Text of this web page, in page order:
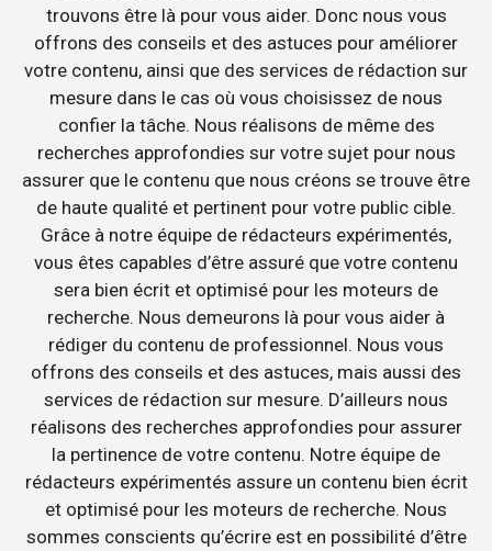
trouvons être là pour vous aider. Donc nous vous
offrons des conseils et des astuces pour améliorer
votre contenu, ainsi que des services de rédaction sur
mesure dans le cas où vous choisissez de nous
confier la tâche. Nous réalisons de même des
recherches approfondies sur votre sujet pour nous
assurer que le contenu que nous créons se trouve être
de haute qualité et pertinent pour votre public cible.
Grâce à notre équipe de rédacteurs expérimentés,
vous êtes capables d’être assuré que votre contenu
sera bien écrit et optimisé pour les moteurs de
recherche. Nous demeurons là pour vous aider à
rédiger du contenu de professionnel. Nous vous
offrons des conseils et des astuces, mais aussi des
services de rédaction sur mesure. D’ailleurs nous
réalisons des recherches approfondies pour assurer
la pertinence de votre contenu. Notre équipe de
rédacteurs expérimentés assure un contenu bien écrit
et optimisé pour les moteurs de recherche. Nous
sommes conscients qu’écrire est en possibilité d’être